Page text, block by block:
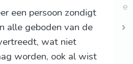
een persoon zondigt
alle geboden van de
wat niet
worden, ook al wist
e